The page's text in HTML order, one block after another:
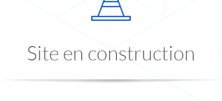
Site en construction